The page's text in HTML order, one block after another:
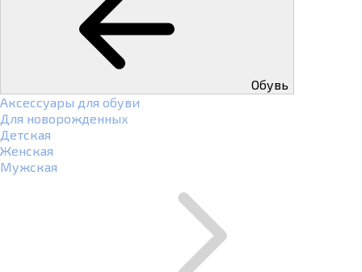
Обувь
Аксессуары для обуви
Для новорожденных
Детская
Женская
Мужская